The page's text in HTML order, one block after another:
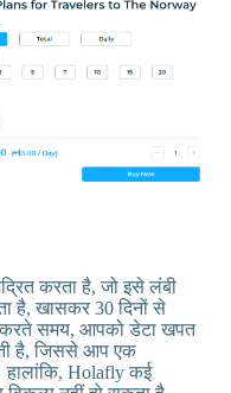
करता है, जो इसे लंबी
है, खासकर 30 दिनों से
समय, आपको डेटा खपत
है, जिससे आप एक
Holafly कई